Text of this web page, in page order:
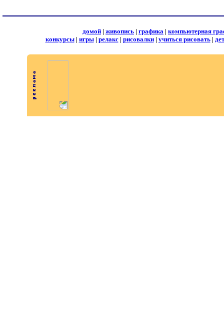
домой | живопись | графика | компьютерная
конкурсы| игры| релакс| рисовалки| учиться рисовать|